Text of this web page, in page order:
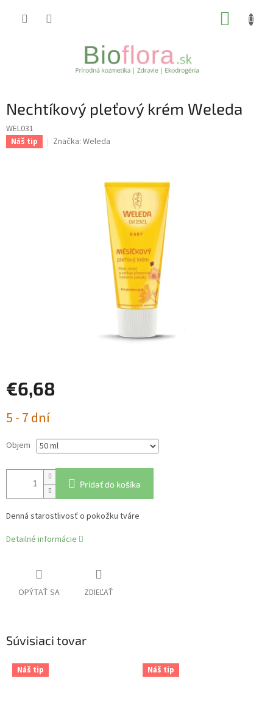
Nechtíkový pleťový krém Weleda
WEL031
Náš tip Značka: Weleda
€6,68
cena:
5 - 7 dní
Objem
Pridať do košíka
Denná starostlivosť o pokožku tváre
Detailné informácie
OPÝTAŤ SA ZDIEĽAŤ
Súvisiaci tovar
Náš tip Náš tip